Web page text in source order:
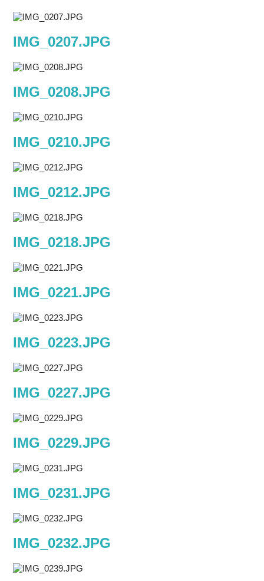
IMG_0207.JPG
IMG_0208.JPG
IMG_0210.JPG
IMG_0212.JPG
IMG_0218.JPG
IMG_0221.JPG
IMG_0223.JPG
IMG_0227.JPG
IMG_0229.JPG
IMG_0231.JPG
IMG_0232.JPG